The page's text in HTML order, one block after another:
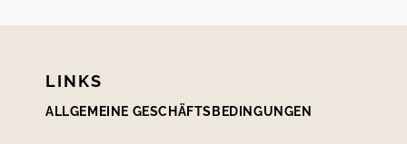
LINKS
ALLGEMEINE GESCHÄFTSBEDINGUNGEN